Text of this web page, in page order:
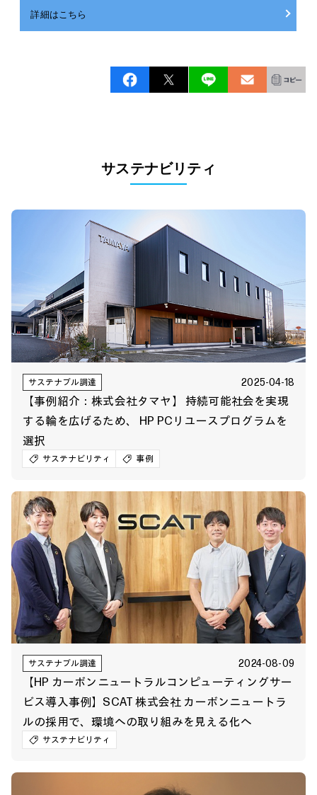
詳細はこちら
サステナビリティ
サステナブル調達 2025-04-18
【事例紹介：株式会社タマヤ】 持続可能社会を実現
する輪を広げるため、 HP PCリユースプログラムを
選択
サステナビリティ 事例
サステナブル調達 2024-08-09
【HP カーボンニュートラルコンピューティングサー
ビス導入事例】SCAT 株式会社 カーボンニュートラ
ルの採用で、環境への取り組みを見える化へ
サステナビリティ